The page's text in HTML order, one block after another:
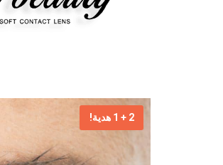
2 + 1 هدية!